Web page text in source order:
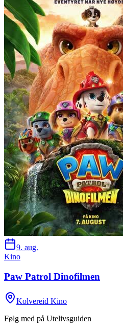
9. aug.
Kino
Paw Patrol Dinofilmen
Kolvereid Kino
Følg med på Utelivsguiden